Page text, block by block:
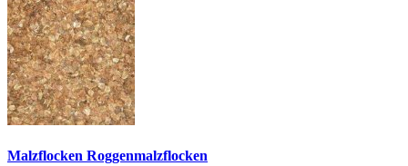
Malzflocken Roggenmalzflocken